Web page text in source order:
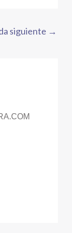
siguiente →